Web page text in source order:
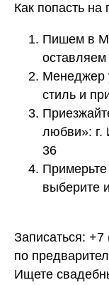
Как попасть на
Пишем в
оставляем
Менеджер
стиль и
любви»: г.
36
выберите
Записаться:
по
Ищете
О нас
Контакты